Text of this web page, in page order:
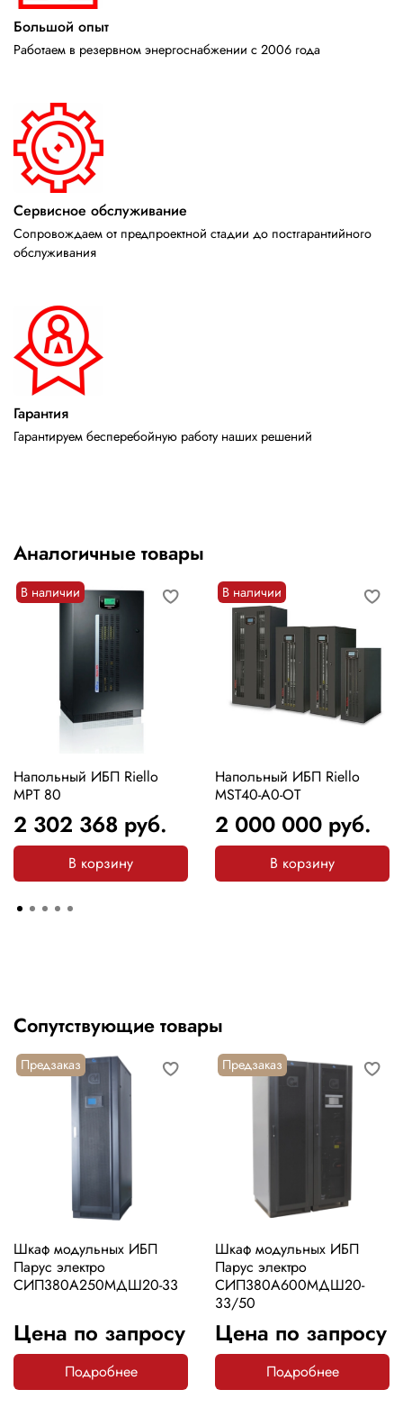
Большой опыт
Работаем в резервном энергоснабжении с 2006 года
Сервисное обслуживание
Сопровождаем от предпроектной стадии до постгарантийного
обслуживания
Гарантия
Гарантируем бесперебойную работу наших решений
Аналогичные товары
В наличии
Напольный ИБП Riello
MPT 80
2 302 368 руб.
В корзину
В наличии
Напольный ИБП Riello
MST40-A0-OT
2 000 000 руб.
В корзину
Сопутствующие товары
Предзаказ
Шкаф модульных ИБП
Парус электро
СИП380А250МДШ20-33
Цена по запросу
Подробнее
Предзаказ
Шкаф модульных ИБП
Парус электро
СИП380А600МДШ20-
33/50
Цена по запросу
Подробнее